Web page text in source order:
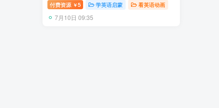
付费资源 ￥5 学英语启蒙 看英语动画
7月10日 09:35